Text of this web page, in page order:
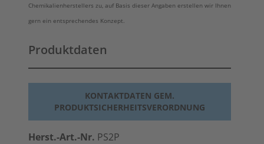
Chemikalienherstellers zu, auf Basis dieser Angaben erstellen wir Ihnen
gern ein entsprechendes Konzept.
Produktdaten
KONTAKTDATEN GEM.
PRODUKTSICHERHEITSVERORDNUNG
Herst.-Art.-Nr. PS2P